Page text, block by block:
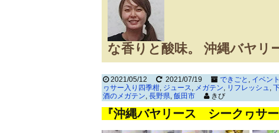
な香りと酸味。 沖縄バヤ
2021/05/12 2021/07/19 できごと , イベン
ヮサー入り四季柑, ジュース, メガテン, リフレッシュ,
酒のメガテン, 長野県, 飯田市 きび
『沖縄バヤリース シークヮサー